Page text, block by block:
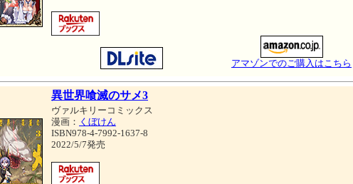
アマゾンでのご購入はこちら
異世界喰滅のサメ3
ヴァルキリーコミックス
漫画： くぼけん
ISBN978-4-7992-1637-8
2022/5/7発売